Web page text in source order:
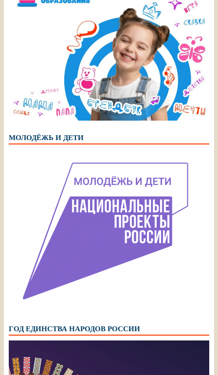
МОЛОДЁЖЬ И ДЕТИ
ГОД ЕДИНСТВА НАРОДОВ РОССИИ